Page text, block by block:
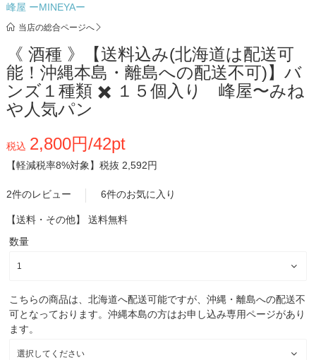
峰屋 ーMINEYAー
当店の総合ページへ
《 酒種 》【送料込み(北海道は配送可
能！沖縄本島・離島への配送不可)】バ
ンズ１種類 ✖️ １５個入り 峰屋〜みね
や人気パン
税込 2,800円/42pt
【軽減税率8%対象】 税抜 2,592円
2件のレビュー 6件のお気に入り
【送料・その他】 送料無料
数量
こちらの商品は、北海道へ配送可能ですが、沖縄・離島への配送不
可となっております。沖縄本島の方はお申し込み専用ページがあり
ます。